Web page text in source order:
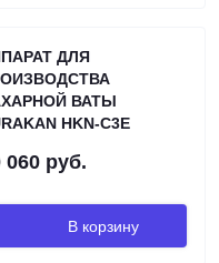
ДЛЯ
ВАТЫ
HKN-C3E
060 руб.
В корзину